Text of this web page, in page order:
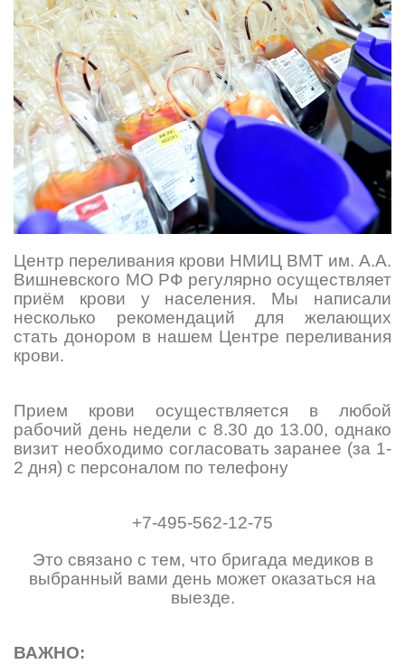
Центр переливания крови НМИЦ ВМТ им. А.А.
Вишневского МО РФ регулярно осуществляет
приём крови у населения. Мы написали
несколько рекомендаций для желающих
стать донором в нашем Центре переливания
крови.
Прием крови осуществляется в любой
рабочий день недели с 8.30 до 13.00, однако
визит необходимо согласовать заранее (за 1-
2 дня) с персоналом по телефону
+7-495-562-12-75
Это связано с тем, что бригада медиков в
выбранный вами день может оказаться на
выезде.
ВАЖНО: